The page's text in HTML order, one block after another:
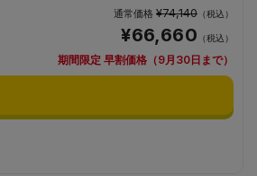
通常価格 ¥74,140 （税込）
¥66,660 （税込）
期間限定 早割価格（9月30日まで）